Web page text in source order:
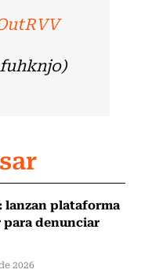
lanzan plataforma
denunciar
2026